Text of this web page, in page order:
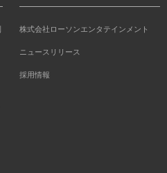
株式会社ローソンエンタテインメント
ニュースリリース
採用情報